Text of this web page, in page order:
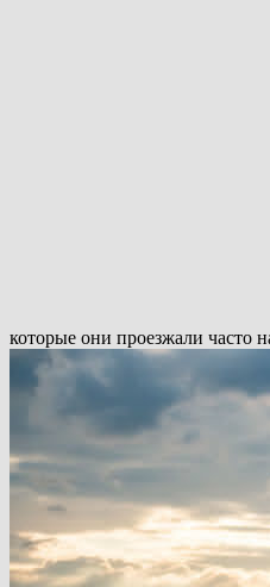
которые они проезжали часто